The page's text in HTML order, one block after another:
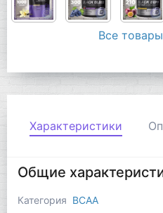
Все
Характеристики
Общие
Категория BCAA